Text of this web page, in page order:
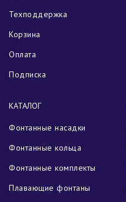
Техподдержка
Корзина
Оплата
Подписка
КАТАЛОГ
Фонтанные насадки
Фонтанные кольца
Фонтанные комплекты
Плавающие фонтаны